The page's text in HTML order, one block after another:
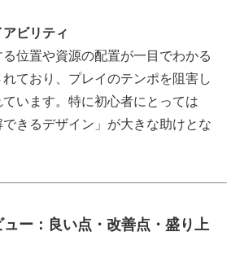
ビリティ
位置や資源の配置が一目でわかる
ており、プレイのテンポを阻害し
います。特に初心者にとっては
できるデザイン」が大きな助けとな
ュー：良い点・改善点・盛り上